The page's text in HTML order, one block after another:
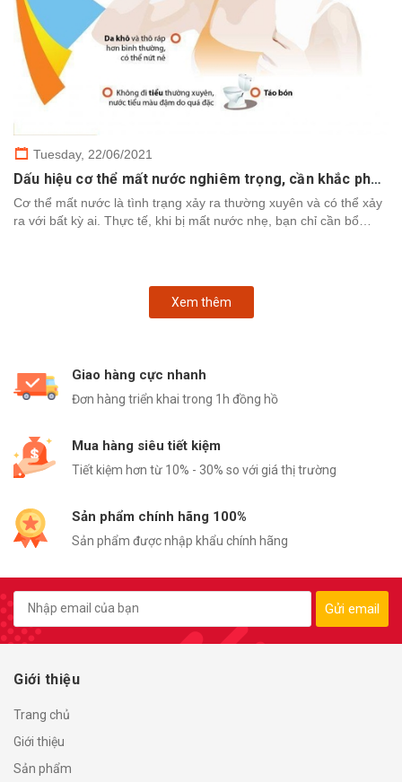
Tuesday, 22/06/2021
Dấu hiệu cơ thể mất nước nghiêm trọng, cần khắc phục nhanh chóng
Cơ thể mất nước là tình trạng xảy ra thường xuyên và có thể xảy
ra với bất kỳ ai. Thực tế, khi bị mất nước nhẹ, bạn chỉ cần bổ
Xem thêm
Giao hàng cực nhanh
Đơn hàng triển khai trong 1h đồng hồ
Mua hàng siêu tiết kiệm
Tiết kiệm hơn từ 10% - 30% so với giá thị trường
Sản phẩm chính hãng 100%
Sản phẩm được nhập khẩu chính hãng
Gửi email
Giới thiệu
Trang chủ
Giới thiệu
Sản phẩm